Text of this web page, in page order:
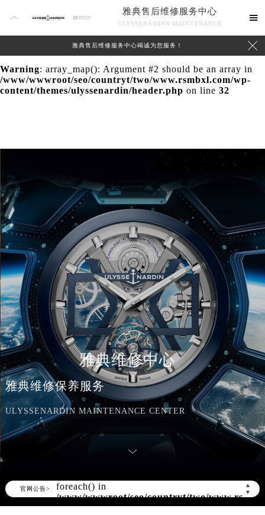
Warning: extract() expects parameter 1 to be array, null
/www/wwwroot/seo/countryt/two/www.rsmbxl.com/wp-
content/themes/ulyssenardin/header.php
Warning: array_map(): Argument #2 should be an array in
/www/wwwroot/seo/countryt/two/www.rsmbxl.com/wp-
content/themes/ulyssenardin/header.php on line 32
雅典售后维修服务中心
ULYSSENARDIN MAINTENANCE

雅典售后维修服务中心竭诚为您服务！ 
雅典维修中心
雅典维修保养服务
ULYSSENARDIN MAINTENANCE CENTER
官网公告>
▲
▼
: Invalid argument supplied for
content/themes/ulyssenardin/header.php
on line172